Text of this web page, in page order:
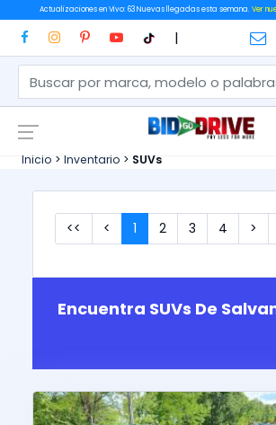
Actualizaciones en Vivo: 63 Nuevas llegadas esta semana.Ver
|
Inicio > Inventario > SUVs
<< < 1 2 3 4 >
Encuentra SUVs De